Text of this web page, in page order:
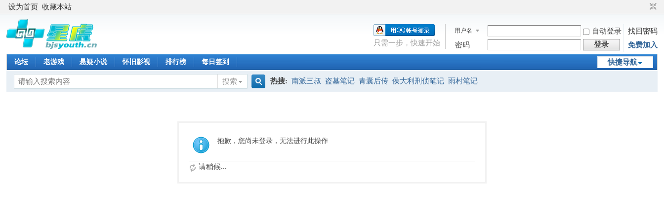
设为首页 收藏本站
用户名 自动登录
找回密码
密码
登录 免费加入
只需一步，快速开始
快捷导航
论坛 老游戏 悬疑小说 怀旧影视 排行榜 每日签到
搜索
索
热搜: 南派三叔 盗墓笔记 青囊后传 侯大利刑侦笔记 雨村笔记
抱歉，您尚未登录，无法进行此操作
请稍候...